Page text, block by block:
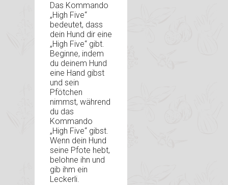
Das Kommando
„High Five“
bedeutet, dass
dein Hund dir eine
„High Five“ gibt.
Beginne, indem
du deinem Hund
eine Hand gibst
und sein
Pfötchen
nimmst, während
du das
Kommando
„High Five“ gibst.
Wenn dein Hund
seine Pfote hebt,
belohne ihn und
gib ihm ein
Leckerli.